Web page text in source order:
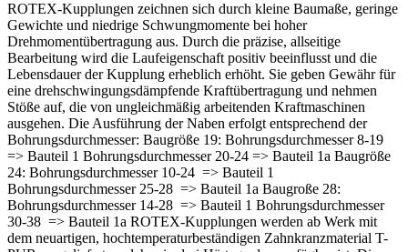
ROTEX-Kupplungen zeichnen sich durch kleine Baumaße, geringe
Gewichte und niedrige Schwungmomente bei hoher
Drehmomentübertragung aus. Durch die präzise, allseitige
Bearbeitung wird die Laufeigenschaft positiv beeinflusst und die
Lebensdauer der Kupplung erheblich erhöht. Sie geben Gewähr für
eine drehschwingungsdämpfende Kraftübertragung und nehmen
Stöße auf, die von ungleichmäßig arbeitenden Kraftmaschinen
ausgehen. Die Ausführung der Naben erfolgt entsprechend der
Bohrungsdurchmesser: Baugröße 19: Bohrungsdurchmesser 8-19
=> Bauteil 1 Bohrungsdurchmesser 20-24 => Bauteil 1a Baugröße
24: Bohrungsdurchmesser 10-24 => Bauteil 1
Bohrungsdurchmesser 25-28 => Bauteil 1a Baugroße 28:
Bohrungsdurchmesser 14-28 => Bauteil 1 Bohrungsdurchmesser
30-38 => Bauteil 1a ROTEX-Kupplungen werden ab Werk mit
dem neuartigen, hochtemperaturbeständigen Zahnkranzmaterial T-